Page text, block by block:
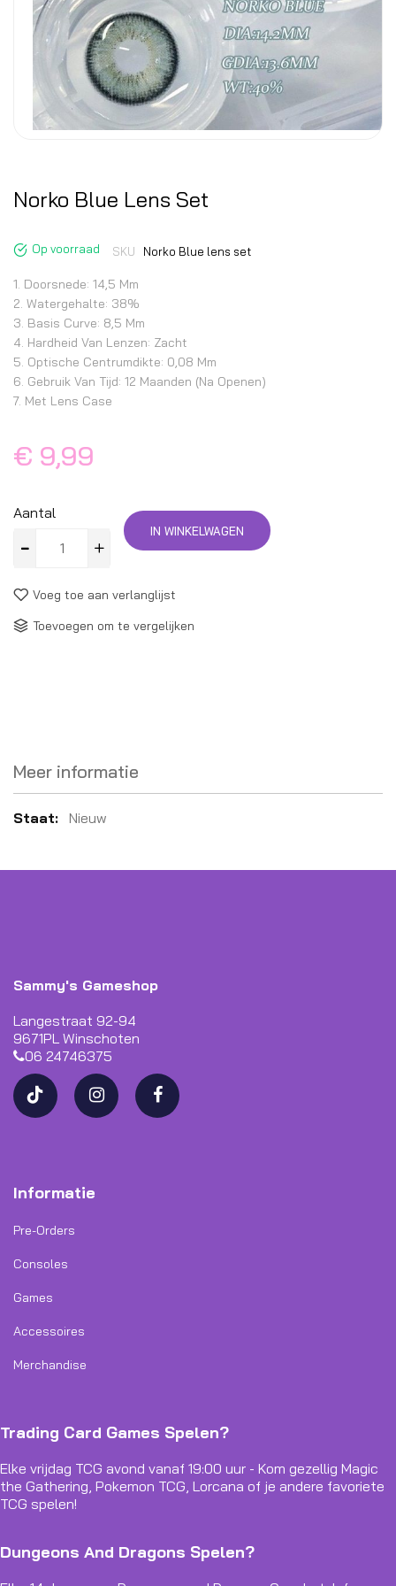
Norko Blue Lens Set
Op voorraad SKU Norko Blue lens set
1. Doorsnede: 14,5 Mm
2. Watergehalte: 38%
3. Basis Curve: 8,5 Mm
4. Hardheid Van Lenzen: Zacht
5. Optische Centrumdikte: 0,08 Mm
6. Gebruik Van Tijd: 12 Maanden (na Openen)
7. Met Lens Case
€ 9,99
Aantal
IN WINKELWAGEN
Voeg toe aan verlanglijst
Toevoegen om te vergelijken
Meer informatie
Meer
Nieuw
Sammy's Gameshop
Langestraat 92-94
9671PL Winschoten
06 24746375
Informatie
Pre-Orders
Consoles
Games
Accessoires
Merchandise
Trading Card Games Spelen?
Elke vrijdag TCG avond vanaf 19:00 uur - Kom gezellig Magic
the Gathering, Pokemon TCG, Lorcana of je andere favoriete
TCG spelen!
Dungeons And Dragons Spelen?